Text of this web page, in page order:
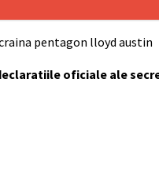
pentagon lloyd austin
oficiale ale